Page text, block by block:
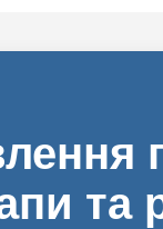
та